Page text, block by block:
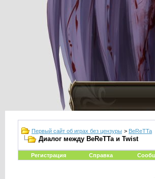
Первый сайт об играх без цензуры > BeReTTa
Диалог между BeReTTa и Twist
Регистрация Справка